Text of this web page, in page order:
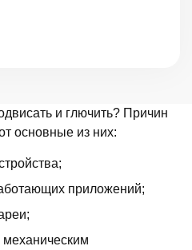
и глючить? Причин
основные из них:
приложений;